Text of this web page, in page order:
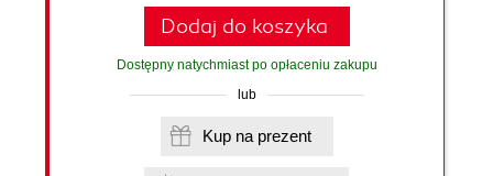
Dodaj do koszyka
Dostępny natychmiast po opłaceniu zakupu
lub
Kup na prezent